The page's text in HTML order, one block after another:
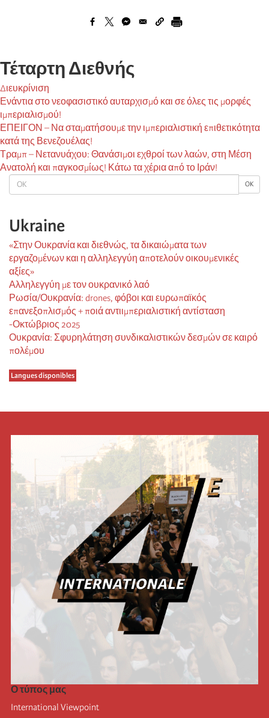
OK OK
Ukraine
«Στην Ουκρανία και διεθνώς, τα δικαιώματα των
εργαζομένων και η αλληλεγγύη αποτελούν οικουμενικές
αξίες»
Αλληλεγγύη με τον ουκρανικό λαό
Ρωσία/Ουκρανία: drones, φόβοι και ευρωπαϊκός
επανεξοπλισμός + ποιά αντιιμπεριαλιστική αντίσταση
-Οκτώβριος 2025
Ουκρανία: Σφυρηλάτηση συνδικαλιστικών δεσμών σε καιρό
πολέμου
Langues disponibles
Τέταρτη Διεθνής
Διευκρίνιση
Ενάντια στο νεοφασιστικό αυταρχισμό και σε όλες τις μορφές
ιμπεριαλισμού!
ΕΠΕΙΓΟΝ – Να σταματήσουμε την ιμπεριαλιστική επιθετικότητα
κατά της Βενεζουέλας!
Τραμπ – Νετανυάχου: Θανάσιμοι εχθροί των λαών, στη Μέση
Ανατολή και παγκοσμίως! Κάτω τα χέρια από το Ιράν!
Ο τύπος μας
International Viewpoint